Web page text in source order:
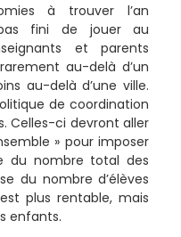
à trouver l’an
fini de jouer au
et parents
au-delà d’un
au-delà d’une ville.
de coordination
Celles-ci devront aller
» pour imposer
du nombre total des
du nombre d’élèves
plus rentable, mais
enfants.